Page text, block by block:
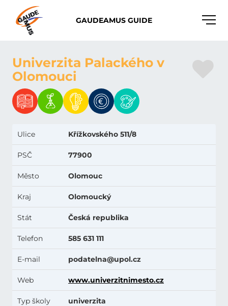
GAUDEAMUS GUIDE
Toggle
Univerzita Palackého v
Olomouci
Ulice Křížkovského 511/8
PSČ 77900
Město Olomouc
Kraj Olomoucký
Stát Česká republika
Telefon 585 631 111
E-mail podatelna@upol.cz
Web www.univerzitnimesto.cz
Typ školy univerzita